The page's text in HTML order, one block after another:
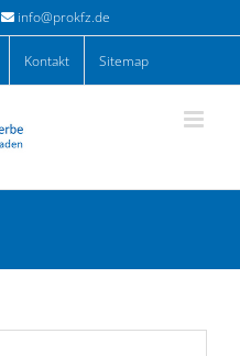
info@prokfz.de
Kontakt Sitemap